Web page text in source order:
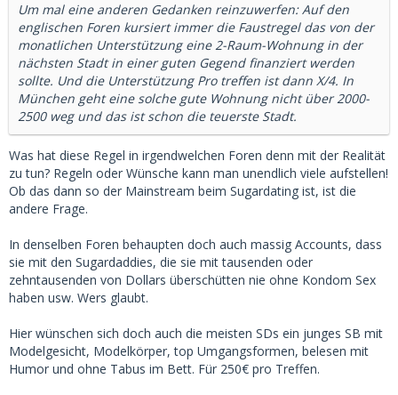
Um mal eine anderen Gedanken reinzuwerfen: Auf den
englischen Foren kursiert immer die Faustregel das von der
monatlichen Unterstützung eine 2-Raum-Wohnung in der
nächsten Stadt in einer guten Gegend finanziert werden
sollte. Und die Unterstützung Pro treffen ist dann X/4. In
München geht eine solche gute Wohnung nicht über 2000-
2500 weg und das ist schon die teuerste Stadt.
Was hat diese Regel in irgendwelchen Foren denn mit der Realität
zu tun? Regeln oder Wünsche kann man unendlich viele aufstellen!
Ob das dann so der Mainstream beim Sugardating ist, ist die
andere Frage.
In denselben Foren behaupten doch auch massig Accounts, dass
sie mit den Sugardaddies, die sie mit tausenden oder
zehntausenden von Dollars überschütten nie ohne Kondom Sex
haben usw. Wers glaubt.
Hier wünschen sich doch auch die meisten SDs ein junges SB mit
Modelgesicht, Modelkörper, top Umgangsformen, belesen mit
Humor und ohne Tabus im Bett. Für 250€ pro Treffen.